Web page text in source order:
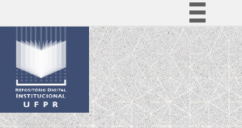
Simplifique!
Comunica BR
Participe
Acesso à informação